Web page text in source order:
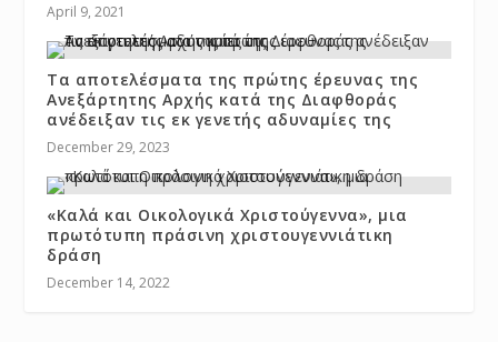
April 9, 2021
Τα αποτελέσματα της πρώτης έρευνας της
Ανεξάρτητης Αρχής κατά της Διαφθοράς
ανέδειξαν τις εκ γενετής αδυναμίες της
December 29, 2023
«Καλά και Οικολογικά Χριστούγεννα», μια
πρωτότυπη πράσινη χριστουγεννιάτικη
δράση
December 14, 2022